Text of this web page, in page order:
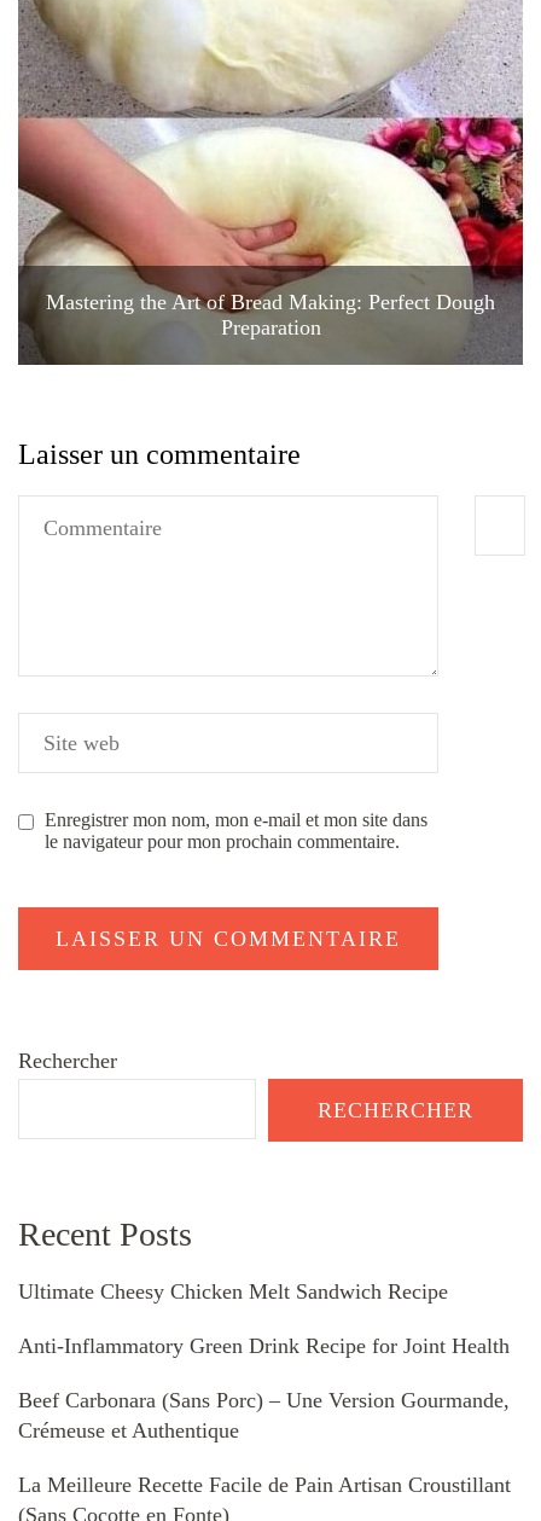
Mastering the Art of Bread Making: Perfect Dough
Preparation
Laisser un commentaire
Enregistrer mon nom, mon e-mail et mon site dans
le navigateur pour mon prochain commentaire.
Rechercher
RECHERCHER
Recent Posts
Ultimate Cheesy Chicken Melt Sandwich Recipe
Anti-Inflammatory Green Drink Recipe for Joint Health
Beef Carbonara (Sans Porc) – Une Version Gourmande,
Crémeuse et Authentique
La Meilleure Recette Facile de Pain Artisan Croustillant
(Sans Cocotte en Fonte)